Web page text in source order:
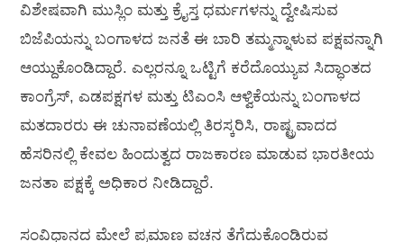
ವಿಶೇಷವಾಗಿ ಮುಸ್ಲಿಂ ಮತ್ತು ಕ್ರೈಸ್ತ ಧರ್ಮಗಳನ್ನು ದ್ವೇಷಿಸುವ
ಬಿಜೆಪಿಯನ್ನು ಬಂಗಾಳದ ಜನತೆ ಈ ಬಾರಿ ತಮ್ಮನ್ನಾಳುವ ಪಕ್ಷವನ್ನಾಗಿ
ಆಯ್ದುಕೊಂಡಿದ್ದಾರೆ. ಎಲ್ಲರನ್ನೂ ಒಟ್ಟಿಗೆ ಕರೆದೊಯ್ಯುವ ಸಿದ್ಧಾಂತದ
ಕಾಂಗ್ರೆಸ್, ಎಡಪಕ್ಷಗಳ ಮತ್ತು ಟಿಎಂಸಿ ಆಳ್ವಿಕೆಯನ್ನು ಬಂಗಾಳದ
ಮತದಾರರು ಈ ಚುನಾವಣೆಯಲ್ಲಿ ತಿರಸ್ಕರಿಸಿ, ರಾಷ್ಟ್ರವಾದದ
ಹೆಸರಿನಲ್ಲಿ ಕೇವಲ ಹಿಂದುತ್ವದ ರಾಜಕಾರಣ ಮಾಡುವ ಭಾರತೀಯ
ಜನತಾ ಪಕ್ಷಕ್ಕೆ ಅಧಿಕಾರ ನೀಡಿದ್ದಾರೆ.
ಸಂವಿಧಾನದ ಮೇಲೆ ಪ್ರಮಾಣ ವಚನ ತೆಗೆದುಕೊಂಡಿರುವ